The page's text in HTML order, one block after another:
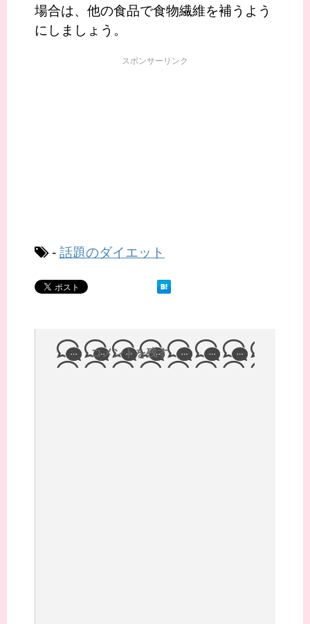
場合は、他の食品で食物繊維を補うよう
にしましょう。
スポンサーリンク
- 話題のダイエット
コメントを残す